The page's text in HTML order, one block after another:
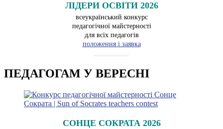
ЛІДЕРИ ОСВІТИ 2026
всеукраїнський конкурс
педагогічної майстерності
для всіх педагогів
положення і заявка
ПЕДАГОГАМ У ВЕРЕСНІ
СОНЦЕ СОКРАТА 2026